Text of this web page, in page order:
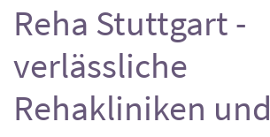
Reha Stuttgart -
verlässliche
Rehakliniken und